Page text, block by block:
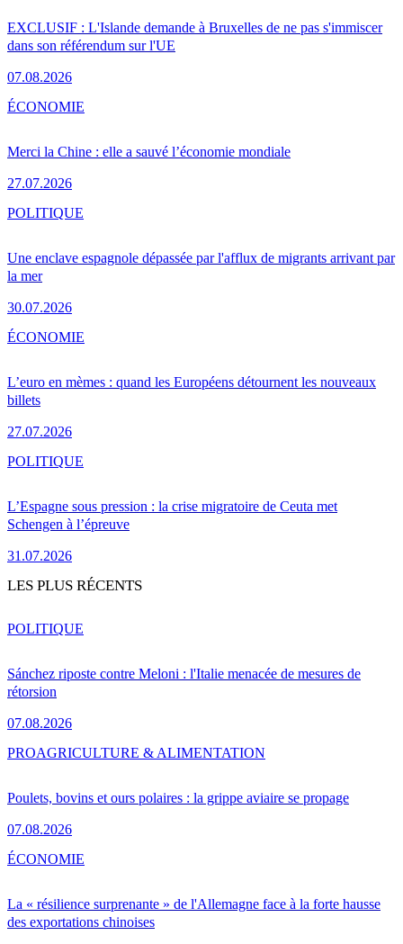
EXCLUSIF : L'Islande demande à Bruxelles de ne pas s'immiscer
dans son référendum sur l'UE
07.08.2026
Merci la Chine : elle a sauvé l’économie mondiale
27.07.2026
ÉCONOMIE
Une enclave espagnole dépassée par l'afflux de migrants arrivant par
la mer
30.07.2026
POLITIQUE
L’euro en mèmes : quand les Européens détournent les nouveaux
billets
27.07.2026
ÉCONOMIE
L’Espagne sous pression : la crise migratoire de Ceuta met
Schengen à l’épreuve
31.07.2026
POLITIQUE
LES PLUS RÉCENTS
Sánchez riposte contre Meloni : l'Italie menacée de mesures de
rétorsion
07.08.2026
POLITIQUE
Poulets, bovins et ours polaires : la grippe aviaire se propage
07.08.2026
PROAGRICULTURE & ALIMENTATION
La « résilience surprenante » de l'Allemagne face à la forte hausse
des exportations chinoises
ÉCONOMIE